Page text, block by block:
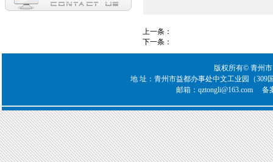
上一条：
下一条：
版权所有© 青州
地 址：青州市益都办事处中文工业园（309
邮箱：qztongli@163.com 备